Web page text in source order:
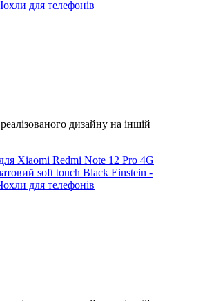
дизайну на іншій